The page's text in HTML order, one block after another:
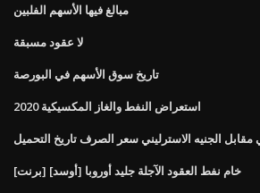
مبالغ فيها الأسهم الفلبين
لا عقود مسبقة
تاريخ سوق الأسهم في البورصة
استعراض النفط والغاز المكسيكية 2020
مقابل الجنيه الاسترليني سعر الصرف تاريخ التحميل
[برنت] خام نفط العقود الآجلة جليد أوروبا [أوسد]